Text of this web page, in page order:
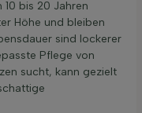
bis 20 Jahren
Höhe und bleiben
sind lockerer
Pflege von
sucht, kann gezielt